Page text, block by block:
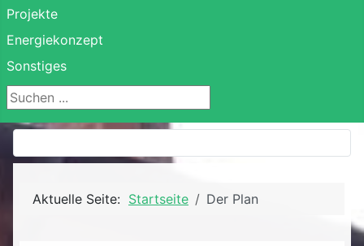
Projekte
Energiekonzept
Sonstiges
Suchen ...
Aktuelle Seite: Startseite Der Plan